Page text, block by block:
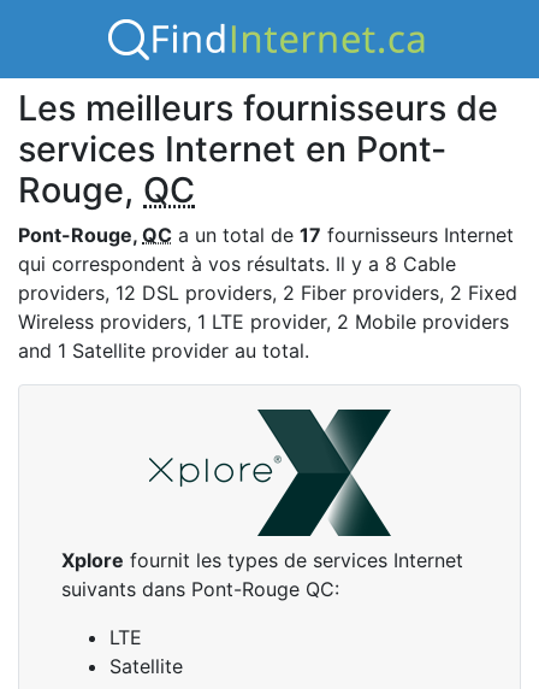
Les meilleurs fournisseurs de
services Internet en Pont-
Rouge, QC
Pont-Rouge, QC a un total de 17 fournisseurs Internet
qui correspondent à vos résultats. Il y a 8 Cable
providers, 12 DSL providers, 2 Fiber providers, 2 Fixed
Wireless providers, 1 LTE provider, 2 Mobile providers
and 1 Satellite provider au total.
Xplore fournit les types de services Internet
suivants dans Pont-Rouge QC:
LTE
Satellite